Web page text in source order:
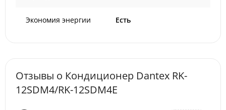
Экономия энергии Есть
Отзывы о Кондиционер Dantex RK-
12SDM4/RK-12SDM4E